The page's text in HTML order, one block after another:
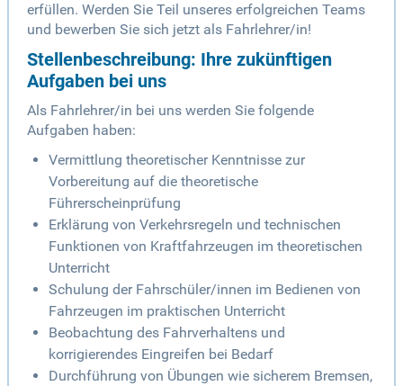
erfüllen. Werden Sie Teil unseres erfolgreichen Teams
und bewerben Sie sich jetzt als Fahrlehrer/in!
Stellenbeschreibung: Ihre zukünftigen
Aufgaben bei uns
Als Fahrlehrer/in bei uns werden Sie folgende
Aufgaben haben:
Vermittlung theoretischer Kenntnisse zur
Vorbereitung auf die theoretische
Führerscheinprüfung
Erklärung von Verkehrsregeln und technischen
Funktionen von Kraftfahrzeugen im theoretischen
Unterricht
Schulung der Fahrschüler/innen im Bedienen von
Fahrzeugen im praktischen Unterricht
Beobachtung des Fahrverhaltens und
korrigierendes Eingreifen bei Bedarf
Durchführung von Übungen wie sicherem Bremsen,